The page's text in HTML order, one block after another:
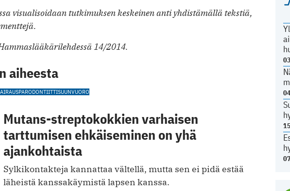
visualisoidaan tutkimuksen keskeinen anti yhdistämällä tekstiä,
14/2014.
aiheesta
PARODONTIITTISUUNVUORO
Mutans-streptokokkien varhaisen
tarttumisen ehkäiseminen on yhä
ajankohtaista
Sylkikontakteja kannattaa vältellä, mutta sen ei pidä estää
läheistä kanssakäymistä lapsen kanssa.